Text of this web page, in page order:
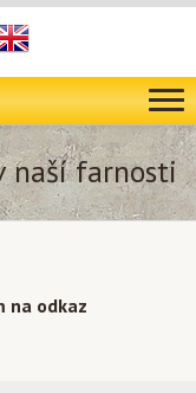
naší farnosti
na odkaz